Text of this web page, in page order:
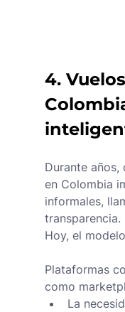
4.
Durante
en Colombia
informales,
transparencia.
Hoy, el
Plataformas
como
La